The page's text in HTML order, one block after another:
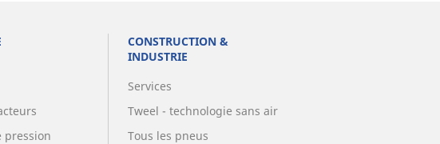
pression
CONSTRUCTION &
INDUSTRIE
Services
Tweel - technologie sans air
Tous les pneus